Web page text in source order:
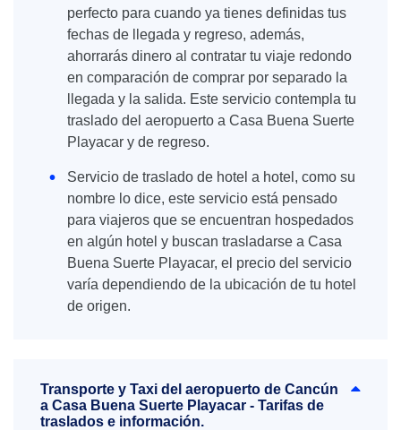
perfecto para cuando ya tienes definidas tus
fechas de llegada y regreso, además,
ahorrarás dinero al contratar tu viaje redondo
en comparación de comprar por separado la
llegada y la salida. Este servicio contempla tu
traslado del aeropuerto a Casa Buena Suerte
Playacar y de regreso.
Servicio de traslado de hotel a hotel, como su
nombre lo dice, este servicio está pensado
para viajeros que se encuentran hospedados
en algún hotel y buscan trasladarse a Casa
Buena Suerte Playacar, el precio del servicio
varía dependiendo de la ubicación de tu hotel
de origen.
Transporte y Taxi del aeropuerto de Cancún
a Casa Buena Suerte Playacar - Tarifas de
traslados e información.